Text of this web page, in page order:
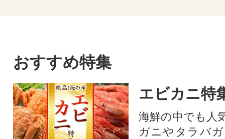
おすすめ特集
エビカニ特
海鮮の中でも人
ガニやタラバ